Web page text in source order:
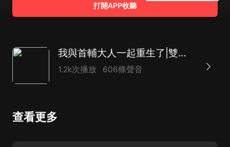
打開APP收聽
我與首輔大人一起重生了|雙重生|古言宅鬥|精品多播劇
1.2k次播放 606條聲音
查看更多